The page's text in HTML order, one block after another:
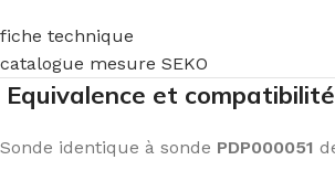
fiche technique
catalogue mesure SEKO
Equivalence et
Sonde identique à sonde PDP000051